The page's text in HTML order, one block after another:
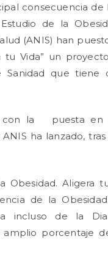
consecuencia de
de la
(ANIS) han
tu Vida” un
que tiene
con la puesta en
ha lanzado,
Obesidad. Aligera
de la
incluso de la
porcentaje